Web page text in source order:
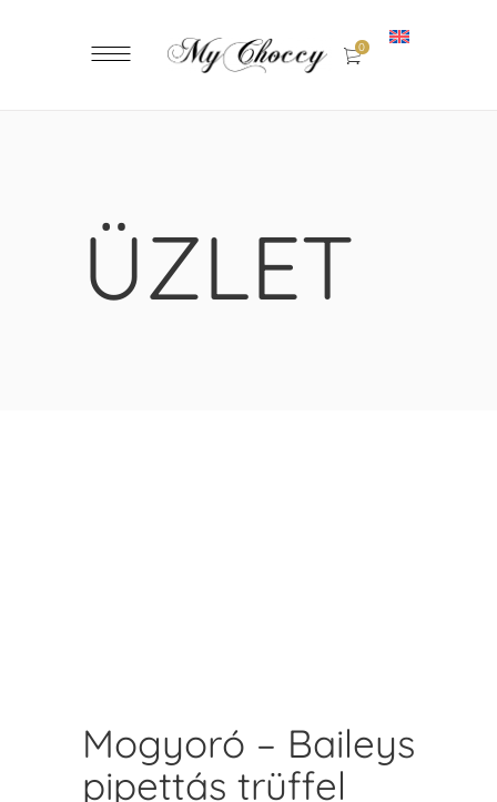
0
ÜZLET
Mogyoró – Baileys
pipettás trüffel